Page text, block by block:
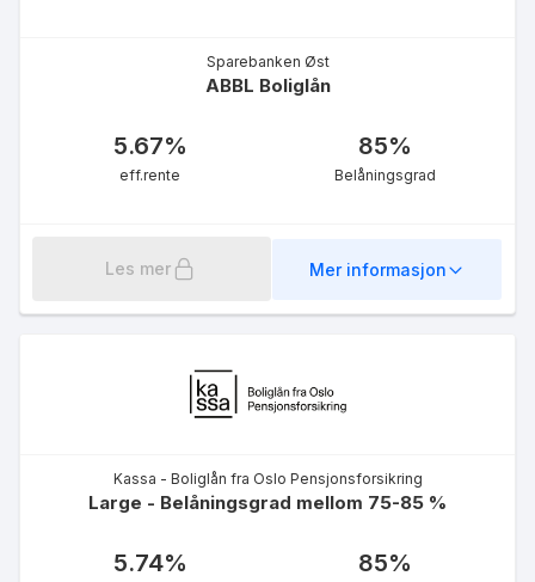
eff.rente
5.05%
Sparebanken Øst
ABBL Boliglån
5.67%
eff.rente
85%
Belåningsgrad
Les mer Mer informasjon
Kassa - Boliglån fra Oslo Pensjonsforsikring
Large - Belåningsgrad mellom 75-85 %
5.74% 85%